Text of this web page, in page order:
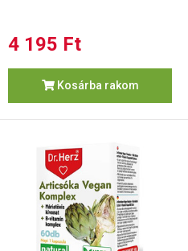
4 195 Ft
Kosárba rakom